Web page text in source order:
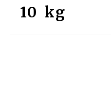
10 kg